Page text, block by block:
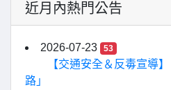
近月內熱門公告
2026-07-23 53
【交通安全＆反毒宣導
路」